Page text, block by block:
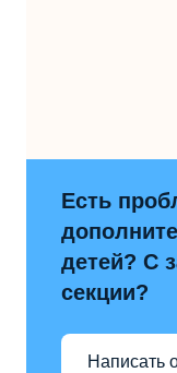
Есть
детей? С
секции?
Написать